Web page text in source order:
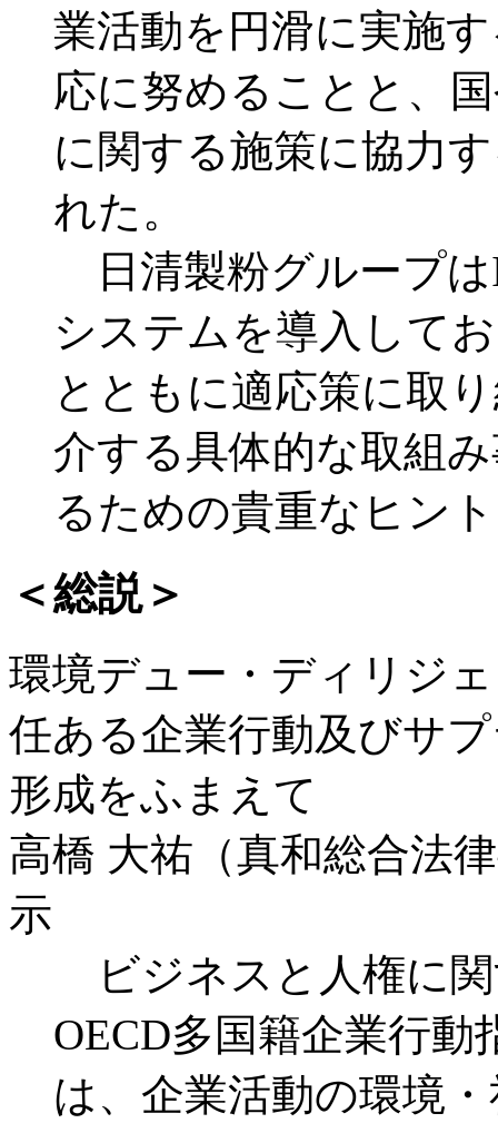
業活動を円滑に実施
応に努めることと、
に関する施策に協力
れた。
日清製粉グループは
システムを導入して
とともに適応策に取
介する具体的な取組
るための貴重なヒン
＜総説＞
環境デュー・ディリジ
任ある企業行動及びサ
形成をふまえて
高橋 大祐（真和総合法
示
ビジネスと人権に
OECD多国籍企業行
は、企業活動の環境